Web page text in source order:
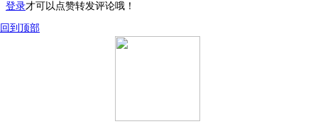
登录才可以点赞转发评论哦！
回到顶部